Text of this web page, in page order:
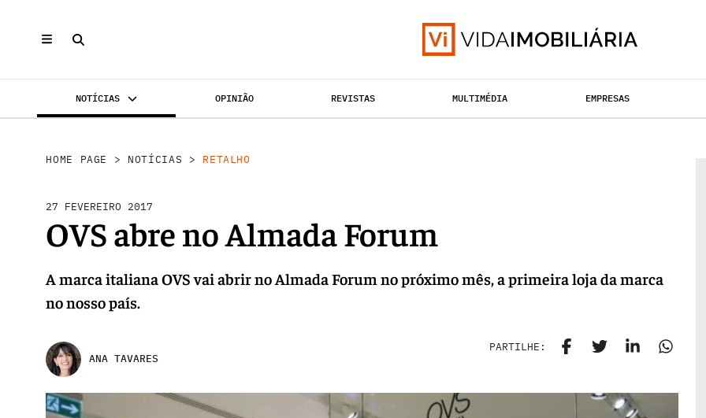
NOTÍCIAS OPINIÃO REVISTAS MULTIMÉDIA EMPRESAS
HOME PAGE > NOTÍCIAS > RETALHO
27 FEVEREIRO 2017
OVS abre no Almada Forum
A marca italiana OVS vai abrir no Almada Forum no próximo mês, a primeira loja da marca
no nosso país.
ANA TAVARES
PARTILHE: